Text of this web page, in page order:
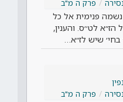
פרק ה מ"ב
פנימית אל כל
הז״א לט׳׳ס. והענין,
שיש לז״א…
פרק ה מ"ב